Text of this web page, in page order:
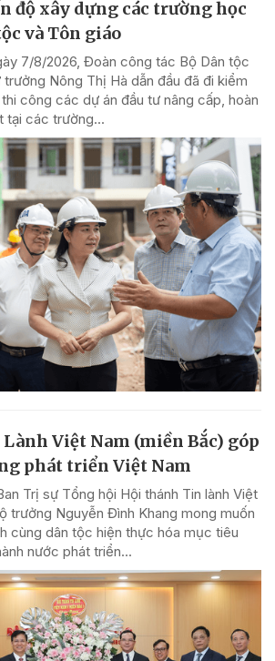
độ xây dựng các trường học
và Tôn giáo
7/8/2026, Đoàn công tác Bộ Dân tộc
Nông Thị Hà dẫn đầu đã đi kiểm
công các dự án đầu tư nâng cấp, hoàn
tại các trường...
Việt Nam (miền Bắc) góp
phát triển Việt Nam
Trị sự Tổng hội Hội thánh Tin lành Việt
trưởng Nguyễn Đình Khang mong muốn
cùng dân tộc hiện thực hóa mục tiêu
nước phát triển...